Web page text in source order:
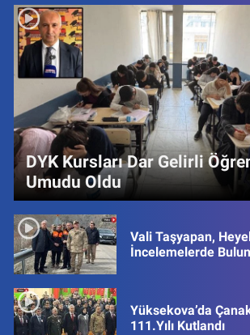
DYK Kursları Dar Gelirli
Umudu Oldu
Vali Taşyapan,
İncelemelerde
Yüksekova’da
111.Yılı Kutlandı